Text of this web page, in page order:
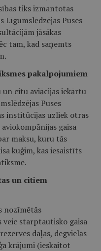
tiks izmantotas
Puses
jāsākas
tam, kad saņemts
pakalpojumiem
citu aviācijas iekārtu
Puses
institūcijas uzliek otras
gaisa
maksu, kuru tās
kuģim, kas iesaistīts
un citiem
nozīmētās
veic starptautisko gaisa
daļas, degvielās
krājumi (ieskaitot